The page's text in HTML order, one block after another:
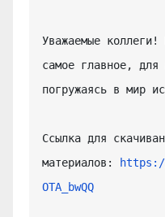
Уважаемые
самое главное, для
погружаясь в мир
Ссылка для
материалов:
OTA_bwQQ